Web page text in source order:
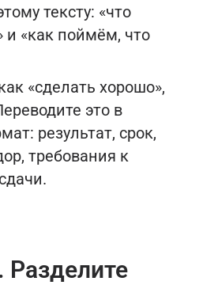
тексту: «что
и «как поймём, что
«сделать хорошо»,
это в
результат, срок,
требования к
Разделите